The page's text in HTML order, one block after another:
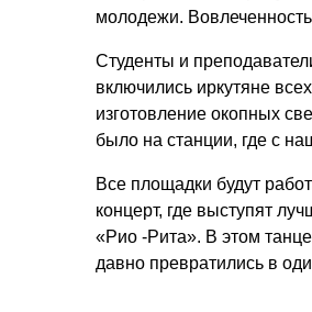
молодежи.
Студенты и
включились иркутяне
изготовление окопных
было на станции, где с
Все площадки будут
концерт, где выступят
«Рио -Рита». В этом
давно превратились в